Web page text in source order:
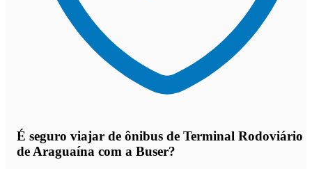
É seguro viajar de ônibus de Terminal Rodoviário
de Araguaína com a Buser?